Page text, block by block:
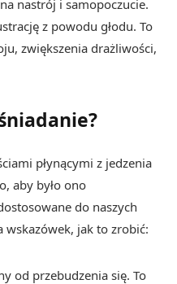
nastrój i samopoczucie.
z powodu głodu. To
zwiększenia drażliwości,
płynącymi z jedzenia
aby było ono
do naszych
jak to zrobić:
od przebudzenia się. To